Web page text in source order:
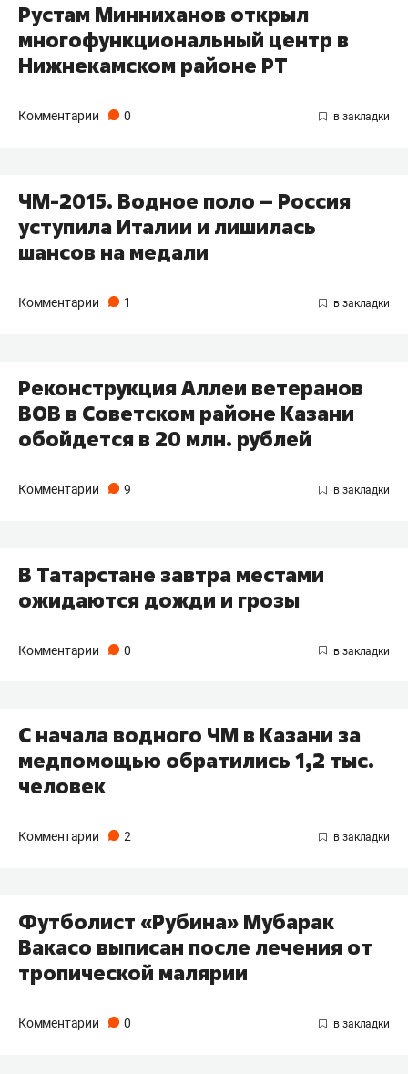
Рустам Минниханов открыл
многофункциональный центр в
Нижнекамском районе РТ
Комментарии 0
ЧМ-2015. Водное поло – Россия
уступила Италии и лишилась
шансов на медали
Комментарии 1
Реконструкция Аллеи ветеранов
ВОВ в Советском районе Казани
обойдется в 20 млн. рублей
Комментарии 9
В Татарстане завтра местами
ожидаются дожди и грозы
Комментарии 0
С начала водного ЧМ в Казани за
медпомощью обратились 1,2 тыс.
человек
Комментарии 2
Футболист «Рубина» Мубарак
Вакасо выписан после лечения от
тропической малярии
Комментарии 0